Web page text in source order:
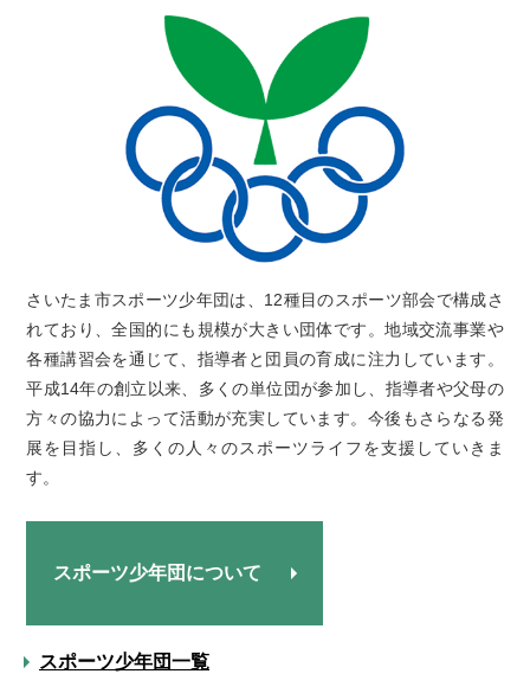
さいたま市スポーツ少年団は、12種目のスポーツ部会で構成さ
れており、全国的にも規模が大きい団体です。地域交流事業や
各種講習会を通じて、指導者と団員の育成に注力しています。
平成14年の創立以来、多くの単位団が参加し、指導者や父母の
方々の協力によって活動が充実しています。今後もさらなる発
展を目指し、多くの人々のスポーツライフを支援していきま
す。
スポーツ少年団について
スポーツ少年団一覧